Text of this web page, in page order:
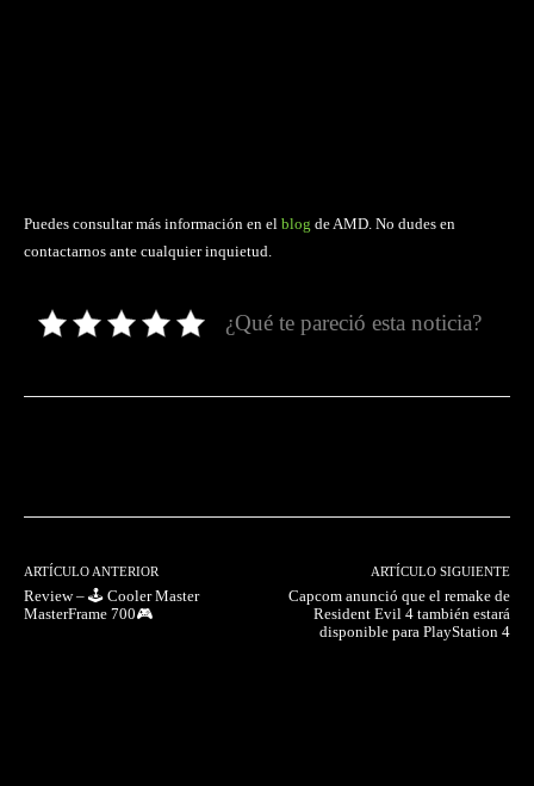
Puedes consultar más información en el blog de AMD. No dudes en
contactarnos ante cualquier inquietud.
¿Qué te pareció esta noticia?
ARTÍCULO ANTERIOR
Review – 🕹️ Cooler Master
MasterFrame 700🎮
ARTÍCULO SIGUIENTE
Capcom anunció que el remake de
Resident Evil 4 también estará
disponible para PlayStation 4